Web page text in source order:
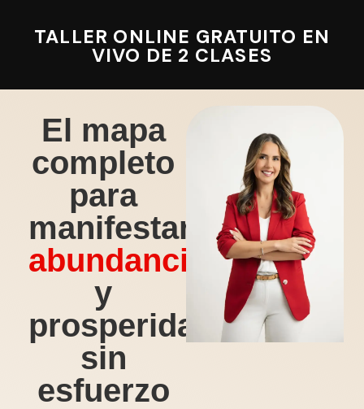
TALLER ONLINE GRATUITO EN
VIVO DE 2 CLASES
El mapa
completo
para
manifestar
abundancia
y
prosperidad
sin
esfuerzo